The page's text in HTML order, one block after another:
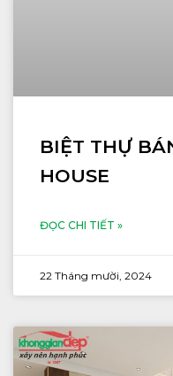
BIỆT THỰ
HOUSE
ĐỌC CHI TIẾT »
22 Tháng mười, 2024